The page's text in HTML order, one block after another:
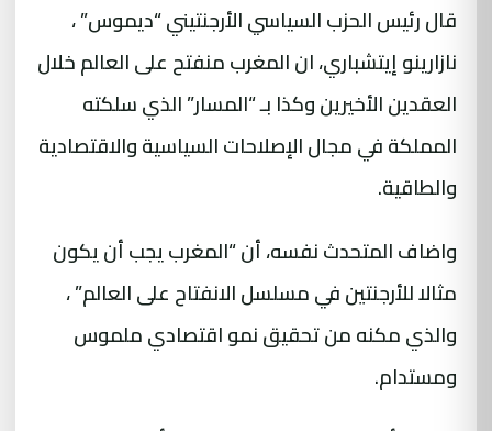
قال رئيس الحزب السياسي الأرجنتيني “ديموس” ،
نازارينو إيتشباري، ان المغرب منفتح على العالم خلال
العقدين الأخيرين وكذا بـ “المسار” الذي سلكته
المملكة في مجال الإصلاحات السياسية والاقتصادية
والطاقية.
واضاف المتحدث نفسه، أن “المغرب يجب أن يكون
مثالا للأرجنتين في مسلسل الانفتاح على العالم” ،
والذي مكنه من تحقيق نمو اقتصادي ملموس
ومستدام.